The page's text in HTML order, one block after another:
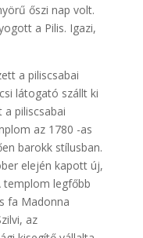
őszi nap volt.
a Pilis. Igazi,
a piliscsabai
látogató szállt ki
piliscsabai
az 1780 -as
barokk stílusban.
elején kapott új,
templom legfőbb
fa Madonna
az